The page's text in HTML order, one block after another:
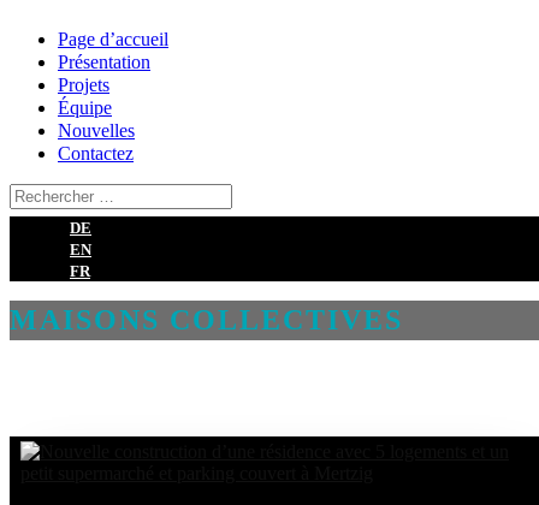
Page d’accueil
Présentation
Projets
Équipe
Nouvelles
Contactez
DE
EN
FR
MAISONS COLLECTIVES